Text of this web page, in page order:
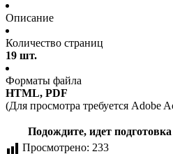
Описание
Количество страниц
19 шт.
Форматы файла
HTML, PDF
(Для просмотра требуется Adobe
Подождите, идет
Просмотрено: 233